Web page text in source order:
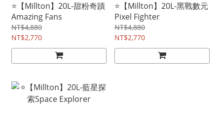
⭐【Millton】20L-甜粉奇蹟
Amazing Fans
NT$4,880
NT$2,770
⭐【Millton】20L-黑戰數元
Pixel Fighter
NT$4,880
NT$2,770